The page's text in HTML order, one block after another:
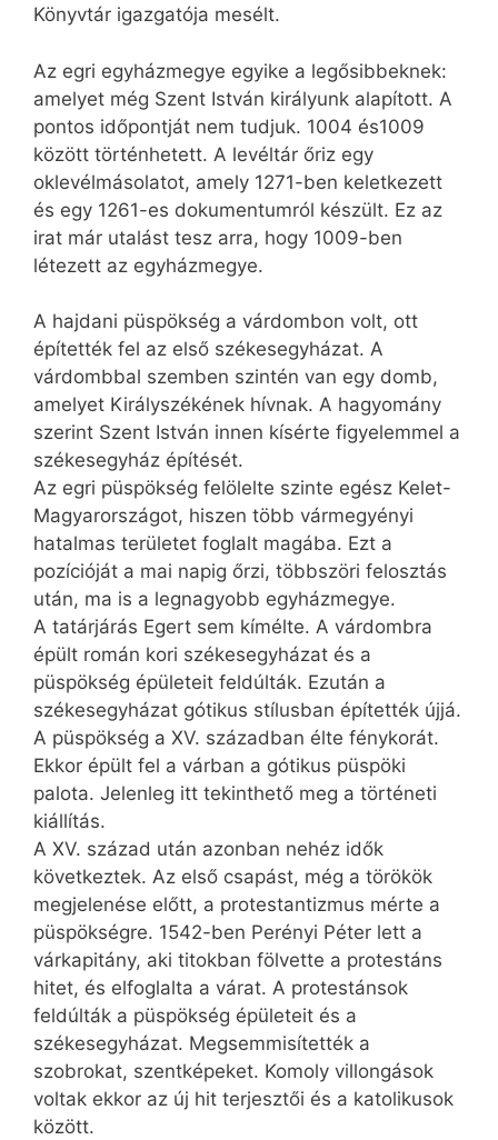
Könyvtár igazgatója mesélt.
Az egri egyházmegye egyike a legősibbeknek:
amelyet még Szent István királyunk alapított. A
pontos időpontját nem tudjuk. 1004 és1009
között történhetett. A levéltár őriz egy
oklevélmásolatot, amely 1271-ben keletkezett
és egy 1261-es dokumentumról készült. Ez az
irat már utalást tesz arra, hogy 1009-ben
létezett az egyházmegye.
A hajdani püspökség a várdombon volt, ott
építették fel az első székesegyházat. A
várdombbal szemben szintén van egy domb,
amelyet Királyszékének hívnak. A hagyomány
szerint Szent István innen kísérte figyelemmel a
székesegyház építését.
Az egri püspökség felölelte szinte egész Kelet-
Magyarországot, hiszen több vármegyényi
hatalmas területet foglalt magába. Ezt a
pozícióját a mai napig őrzi, többszöri felosztás
után, ma is a legnagyobb egyházmegye.
A tatárjárás Egert sem kímélte. A várdombra
épült román kori székesegyházat és a
püspökség épületeit feldúlták. Ezután a
székesegyházat gótikus stílusban építették újjá.
A püspökség a XV. században élte fénykorát.
Ekkor épült fel a várban a gótikus püspöki
palota. Jelenleg itt tekinthető meg a történeti
kiállítás.
A XV. század után azonban nehéz idők
következtek. Az első csapást, még a törökök
megjelenése előtt, a protestantizmus mérte a
püspökségre. 1542-ben Perényi Péter lett a
várkapitány, aki titokban fölvette a protestáns
hitet, és elfoglalta a várat. A protestánsok
feldúlták a püspökség épületeit és a
székesegyházat. Megsemmisítették a
szobrokat, szentképeket. Komoly villongások
voltak ekkor az új hit terjesztői és a katolikusok
között.